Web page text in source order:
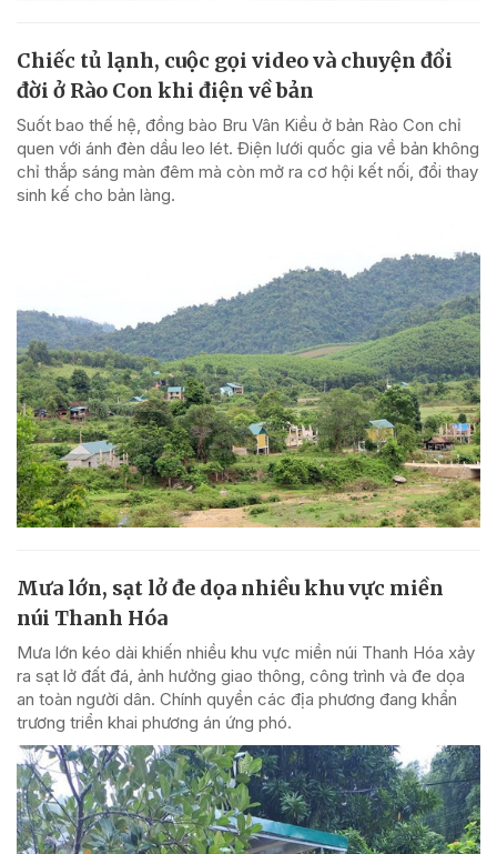
Chiếc tủ lạnh, cuộc gọi video và chuyện đổi
đời ở Rào Con khi điện về bản
Suốt bao thế hệ, đồng bào Bru Vân Kiều ở bản Rào Con chỉ
quen với ánh đèn dầu leo lét. Điện lưới quốc gia về bản không
chỉ thắp sáng màn đêm mà còn mở ra cơ hội kết nối, đổi thay
sinh kế cho bản làng.
Mưa lớn, sạt lở đe dọa nhiều khu vực miền
núi Thanh Hóa
Mưa lớn kéo dài khiến nhiều khu vực miền núi Thanh Hóa xảy
ra sạt lở đất đá, ảnh hưởng giao thông, công trình và đe dọa
an toàn người dân. Chính quyền các địa phương đang khẩn
trương triển khai phương án ứng phó.